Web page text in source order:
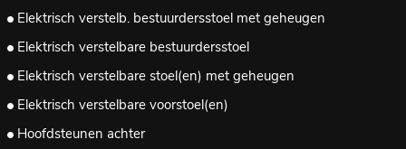
Elektrisch verstelb. bestuurdersstoel met geheugen
Elektrisch verstelbare bestuurdersstoel
Elektrisch verstelbare stoel(en) met geheugen
Elektrisch verstelbare voorstoel(en)
Hoofdsteunen achter